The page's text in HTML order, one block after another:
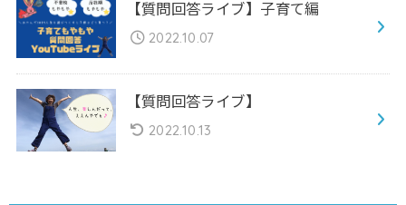
【質問回答ライブ】子育て編
2022.10.07
【質問回答ライブ】
2022.10.13